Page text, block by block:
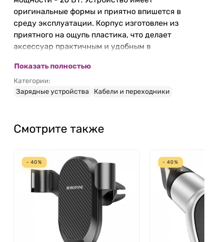
оригинальные формы и приятно впишется в
среду эксплуатации. Корпус изготовлен из
приятного на ощупь пластика, что делает
аксессуар практичным и удобным в
Показать полностью
Категории:
Зарядные устройства
Кабели и переходники
Смотрите также
- 40% - 40%